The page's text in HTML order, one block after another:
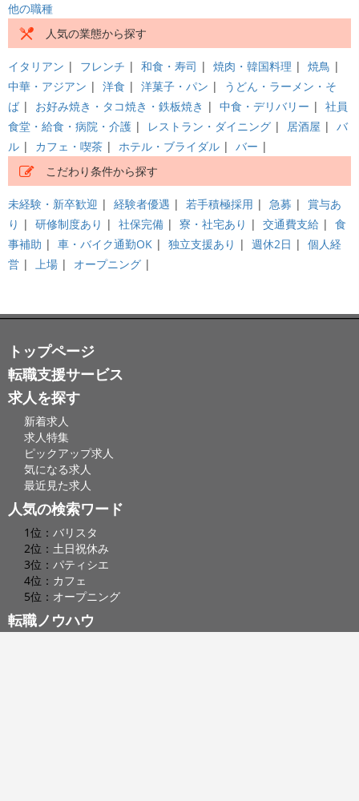
他の職種
人気の業態から探す
イタリアン | フレンチ | 和食・寿司 | 焼肉・韓国料理 | 焼鳥 |
中華・アジアン | 洋食 | 洋菓子・パン |
うどん・ラーメン・そ
ば | お好み焼き・タコ焼き・鉄板焼き | 中食・デリバリー | 社員
食堂・給食・病院・介護 | レストラン・ダイニング | 居酒屋 | バ
ル | カフェ・喫茶 | ホテル・ブライダル | バー |
こだわり条件から探す
未経験・新卒歓迎 | 経験者優遇 | 若手積極採用 | 急募 | 賞与あ
り | 研修制度あり | 社保完備 | 寮・社宅あり | 交通費支給 | 食
事補助 | 車・バイク通勤OK | 独立支援あり | 週休2日 | 個人経
営 | 上場 | オープニング |
トップページ
転職支援サービス
求人を探す
新着求人
求人特集
ピックアップ求人
気になる求人
最近見た求人
人気の検索ワード
1位： バリスタ
2位： 土日祝休み
3位： パティシエ
4位： カフェ
5位： オープニング
転職ノウハウ